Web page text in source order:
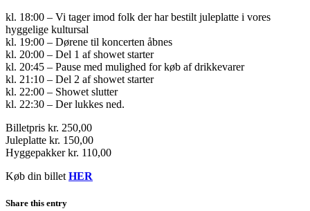
kl. 18:00 – Vi tager imod folk der har bestilt juleplatte i vores
hyggelige kultursal
kl. 19:00 – Dørene til koncerten åbnes
kl. 20:00 – Del 1 af showet starter
kl. 20:45 – Pause med mulighed for køb af drikkevarer
kl. 21:10 – Del 2 af showet starter
kl. 22:00 – Showet slutter
kl. 22:30 – Der lukkes ned.
Billetpris kr. 250,00
Juleplatte kr. 150,00
Hyggepakker kr. 110,00
Køb din billet HER
Share this entry